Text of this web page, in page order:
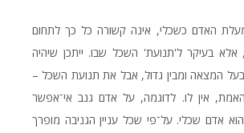
האדם כשכלי, אינה קשורה כל כך לתחום
אלא בעיקר ל'תנועת' השכל שבו. ייתכן שיהיה
המצאה ומבין גדול, אבל את תנועת השכל –
אין לו. לדוגמה, על אדם גנב אי־אפשר
אדם שכלי. על־פי שכל עניין הגניבה מופרך